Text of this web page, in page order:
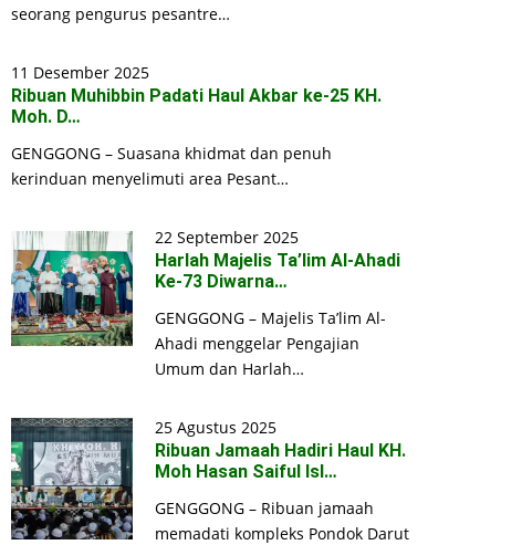
seorang pengurus pesantre…
11 Desember 2025
Ribuan Muhibbin Padati Haul Akbar ke-25 KH.
Moh. D…
GENGGONG – Suasana khidmat dan penuh
kerinduan menyelimuti area Pesant…
22 September 2025
Harlah Majelis Ta’lim Al-Ahadi
Ke-73 Diwarna…
GENGGONG – Majelis Ta’lim Al-
Ahadi menggelar Pengajian
Umum dan Harlah…
25 Agustus 2025
Ribuan Jamaah Hadiri Haul KH.
Moh Hasan Saiful Isl…
GENGGONG – Ribuan jamaah
memadati kompleks Pondok Darut